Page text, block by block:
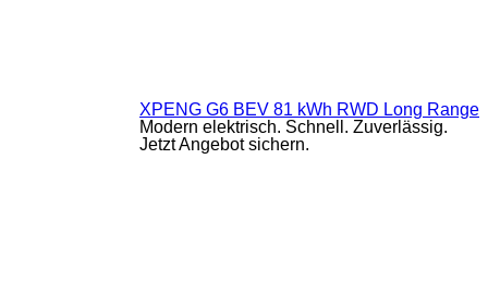
XPENG G6 BEV 81 kWh RWD Long Range
Modern elektrisch. Schnell. Zuverlässig.
Jetzt Angebot sichern.